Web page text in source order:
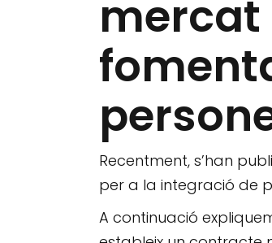
Recentment, s’han
per a la integració de
A continuació